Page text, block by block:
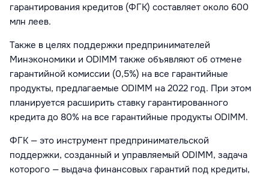
гарантирования кредитов (ФГК) составляет около 600
млн леев.
Также в целях поддержки предпринимателей
Минэкономики и ODIMM также объявляют об отмене
гарантийной комиссии (0,5%) на все гарантийные
продукты, предлагаемые ODIMM на 2022 год. При этом
планируется расширить ставку гарантированного
кредита до 80% на все гарантийные продукты ODIMM.
ФГК — это инструмент предпринимательской
поддержки, созданный и управляемый ODIMM, задача
которого — выдача финансовых гарантий под кредиты,